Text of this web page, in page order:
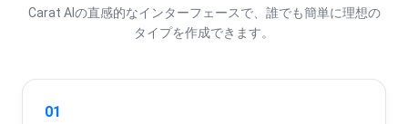
Carat AIの直感的なインターフェースで、誰でも簡単に理想の
タイプを作成できます。
01